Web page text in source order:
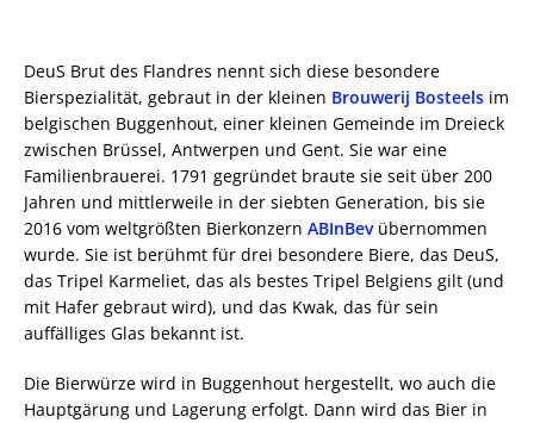
DeuS Brut des Flandres nennt sich diese besondere
Bierspezialität, gebraut in der kleinen Brouwerij Bosteels im
belgischen Buggenhout, einer kleinen Gemeinde im Dreieck
zwischen Brüssel, Antwerpen und Gent. Sie war eine
Familienbrauerei. 1791 gegründet braute sie seit über 200
Jahren und mittlerweile in der siebten Generation, bis sie
2016 vom weltgrößten Bierkonzern ABInBevübernommen
wurde. Sie ist berühmt für drei besondere Biere, das DeuS,
das Tripel Karmeliet, das als bestes Tripel Belgiens gilt (und
mit Hafer gebraut wird), und das Kwak, das für sein
auffälliges Glas bekannt ist.
Die Bierwürze wird in Buggenhout hergestellt, wo auch die
Hauptgärung und Lagerung erfolgt. Dann wird das Bier in